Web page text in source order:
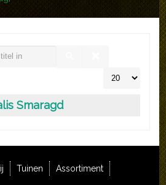
Smaragd
Tuinen Assortiment